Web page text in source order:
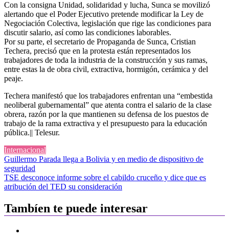
Con la consigna Unidad, solidaridad y lucha, Sunca se movilizó
alertando que el Poder Ejecutivo pretende modificar la Ley de
Negociación Colectiva, legislación que rige las condiciones para
discutir salario, así como las condiciones laborables.
Por su parte, el secretario de Propaganda de Sunca, Cristian
Techera, precisó que en la protesta están representados los
trabajadores de toda la industria de la construcción y sus ramas,
entre estas la de obra civil, extractiva, hormigón, cerámica y del
peaje.
Techera manifestó que los trabajadores enfrentan una “embestida
neoliberal gubernamental” que atenta contra el salario de la clase
obrera, razón por la que mantienen su defensa de los puestos de
trabajo de la rama extractiva y el presupuesto para la educación
pública.|| Telesur.
Internacional
Navegación
de
entradas
Guillermo Parada llega a Bolivia y en medio de dispositivo de
seguridad
TSE desconoce informe sobre el cabildo cruceño y dice que es
atribución del TED su consideración
Tambíen te puede interesar